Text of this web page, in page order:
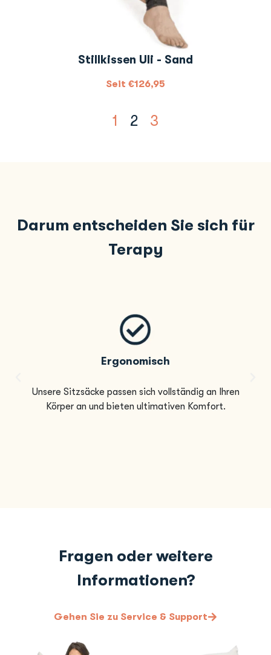
Stillkissen Uli - Sand
Seit €126,95
1 2 3
Darum entscheiden Sie sich für
Terapy
Ergonomisch
Unsere Sitzsäcke passen sich vollständig an Ihren
Körper an und bieten ultimativen Komfort.
Fragen oder weitere
Informationen?
Gehen Sie zu Service & Support